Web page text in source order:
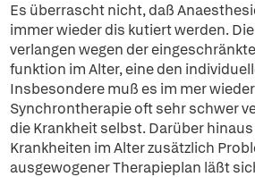
Es überrascht nicht, daß
immer wieder dis kutiert werden.
verlangen wegen der
funktion im Alter, eine den
Insbesondere muß es im mer
Synchrontherapie oft sehr schwer
die Krankheit selbst. Darüber
Krankheiten im Alter zusätzlich
ausgewogener Therapieplan läßt